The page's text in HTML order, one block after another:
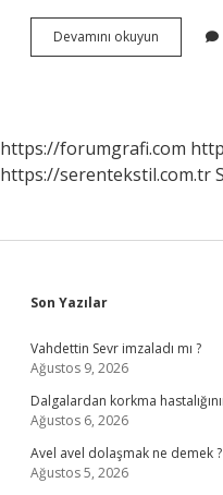
Devamını okuyun
Dansı
https://forumgrafi.com
https://serentekstil.com.tr
Sidebar
Son Yazılar
Vahdettin Sevr imzaladı mı ?
Ağustos 9, 2026
Dalgalardan korkma
Ağustos 6, 2026
Avel avel dolaşmak ne demek ?
Ağustos 5, 2026